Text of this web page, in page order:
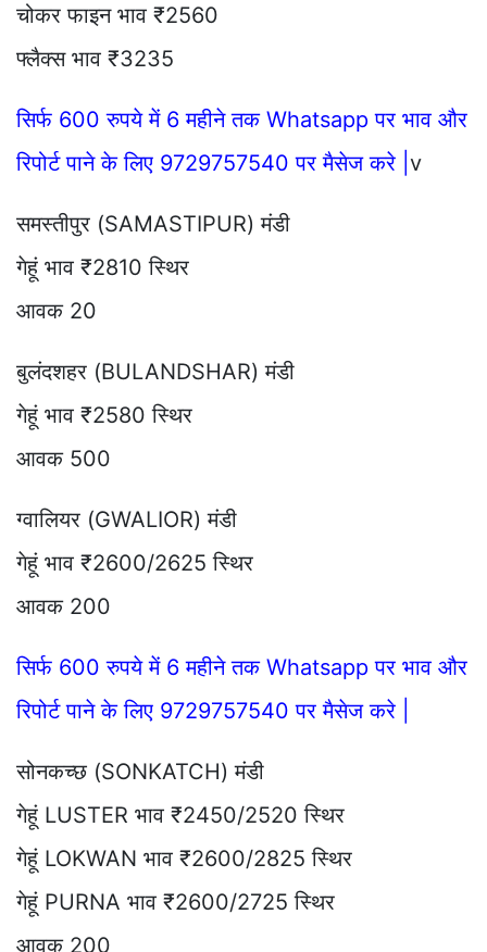
चोकर फाइन भाव ₹2560
फ्लैक्स भाव ₹3235
सिर्फ 600 रुपये में 6 महीने तक Whatsapp पर भाव और
रिपोर्ट पाने के लिए 9729757540 पर मैसेज करे | v
समस्तीपुर (SAMASTIPUR) मंडी
गेहूं भाव ₹2810 स्थिर
आवक 20
बुलंदशहर (BULANDSHAR) मंडी
गेहूं भाव ₹2580 स्थिर
आवक 500
ग्वालियर (GWALIOR) मंडी
गेहूं भाव ₹2600/2625 स्थिर
आवक 200
सिर्फ 600 रुपये में 6 महीने तक Whatsapp पर भाव और
रिपोर्ट पाने के लिए 9729757540 पर मैसेज करे |
सोनकच्छ (SONKATCH) मंडी
गेहूं LUSTER भाव ₹2450/2520 स्थिर
गेहूं LOKWAN भाव ₹2600/2825 स्थिर
गेहूं PURNA भाव ₹2600/2725 स्थिर
आवक 200